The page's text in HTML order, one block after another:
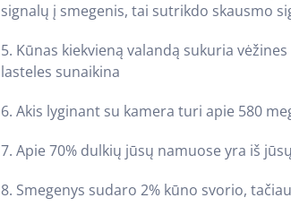
signalų į smegenis, tai sutrikdo skausmo
5. Kūnas kiekvieną valandą sukuria
lasteles sunaikina
6. Akis lyginant su kamera turi apie 580
7. Apie 70% dulkių jūsų namuose yra iš
8. Smegenys sudaro 2% kūno svorio,